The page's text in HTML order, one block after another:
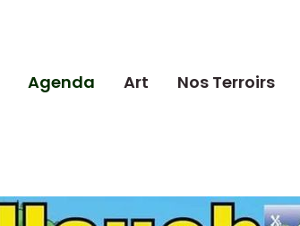
Agenda Art Nos Terroirs